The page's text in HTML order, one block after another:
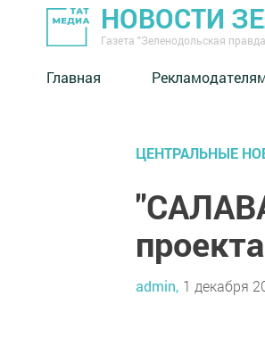
НОВОСТИ
Газета "Зеленодольская
Главная
ЦЕНТРАЛЬНЫЕ
admin, 1 декабря